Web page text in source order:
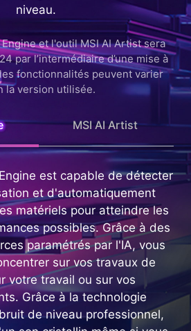
niveau.
et l'outil MSI AI Artist sera
par l’intermédiaire d’une mise à
fonctionnalités peuvent varier
la version utilisée.
MSI AI Artist
est capable de détecter
et d'automatiquement
matériels pour atteindre les
possibles. Grâce à des
paramétrés par l'IA, vous
sur vos travaux de
votre travail ou sur vos
Grâce à la technologie
de niveau professionnel,